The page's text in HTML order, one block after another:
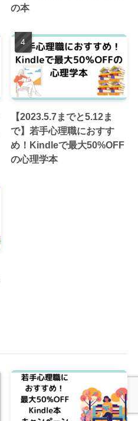
の本
【2023.5.7までと5.12ま
で】若手心理職におすす
め！Kindleで最大50%OFF
の心理学本